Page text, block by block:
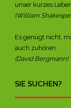
unser kurzes
(William
Es genügt nicht,
auch zuhören.
(David Bergmann)
SIE SUCHEN?